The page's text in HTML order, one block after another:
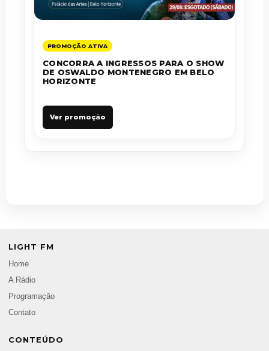
PROMOÇÃO ATIVA
CONCORRA A INGRESSOS PARA O SHOW
DE OSWALDO MONTENEGRO EM BELO
HORIZONTE
Ver promoção
LIGHT FM
Home
A Rádio
Programação
Contato
CONTEÚDO